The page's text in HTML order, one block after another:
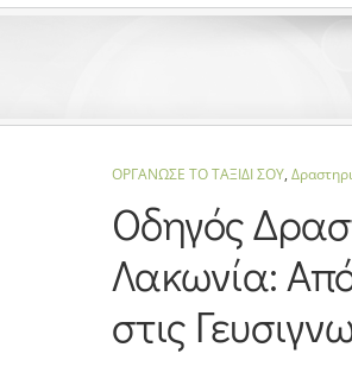
ΟΡΓΑΝΩΣΕ ΤΟ ΤΑΞΙΔΙ ΣΟΥ,
Οδηγός
Λακωνία:
στις